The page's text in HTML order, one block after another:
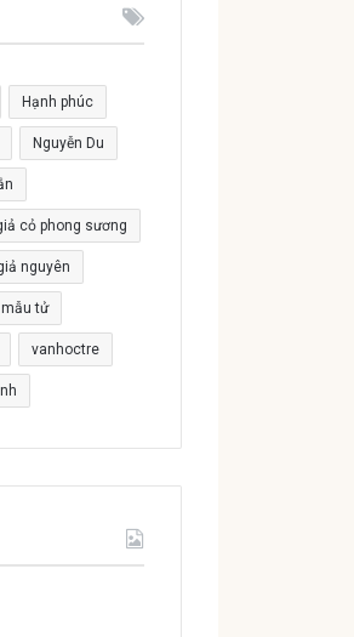
c
o
:
Hạnh phúc
Nguyễn Du
cỏ phong sương
nguyên
tử
vanhoctre